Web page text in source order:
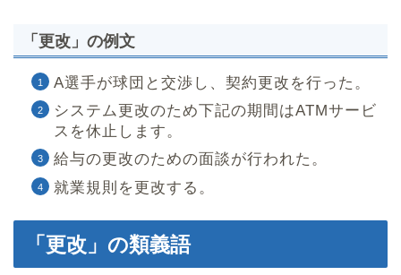
「更改」の例文
A選手が球団と交渉し、契約更改を行った。
システム更改のため下記の期間はATMサービ
スを休止します。
給与の更改のための面談が行われた。
就業規則を更改する。
「更改」の類義語